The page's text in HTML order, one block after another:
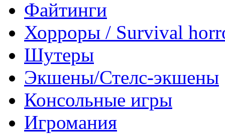
Файтинги
Хорроры / Survival
Шутеры
Экшены/Стелс-экшены
Консольные игры
Игромания